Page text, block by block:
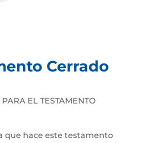
Cerrado
EL TESTAMENTO
que hace este testamento